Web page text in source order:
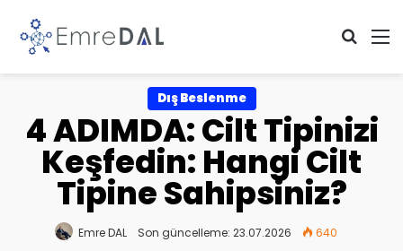
Dış Beslenme
4 ADIMDA: Cilt Tipinizi
Keşfedin: Hangi Cilt
Tipine Sahipsiniz?
Emre DAL Son güncelleme: 23.07.2026
640